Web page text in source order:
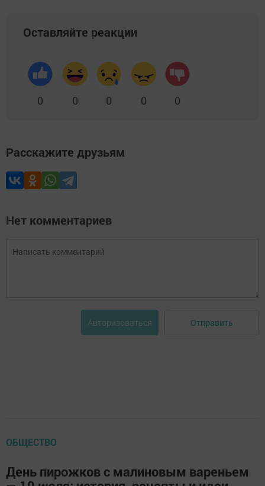
Оставляйте реакции
0 0 0 0 0
Расскажите друзьям
Нет комментариев
Авторизоваться Отправить
ОБЩЕСТВО
День пирожков с малиновым вареньем